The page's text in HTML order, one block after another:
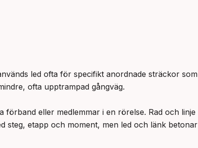
led ofta för specifikt anordnade sträckor som
ofta upptrampad gångväg.
förband eller medlemmar i en rörelse. Rad och linje
steg, etapp och moment, men led och länk betonar